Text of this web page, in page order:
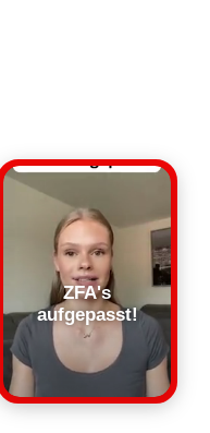
ZFA's
aufgepasst!